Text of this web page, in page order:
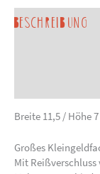
Beschreibung
Breite 11,5 / Höhe
Großes
Mit Reißverschluss